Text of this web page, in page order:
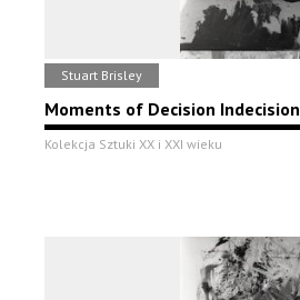
Stuart Brisley
Moments of Decision Indecision
Kolekcja Sztuki XX i XXI wieku